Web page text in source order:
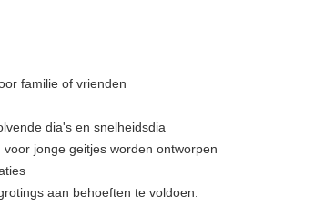
familie of vrienden
dia's en snelheidsdia
jonge geitjes worden ontworpen
aan behoeften te voldoen.